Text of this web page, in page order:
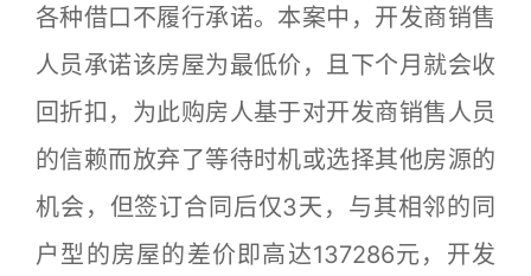
各种借口不履行承诺。本案中，开发商销售
人员承诺该房屋为最低价，且下个月就会收
回折扣，为此购房人基于对开发商销售人员
的信赖而放弃了等待时机或选择其他房源的
机会，但签订合同后仅3天，与其相邻的同
户型的房屋的差价即高达137286元，开发